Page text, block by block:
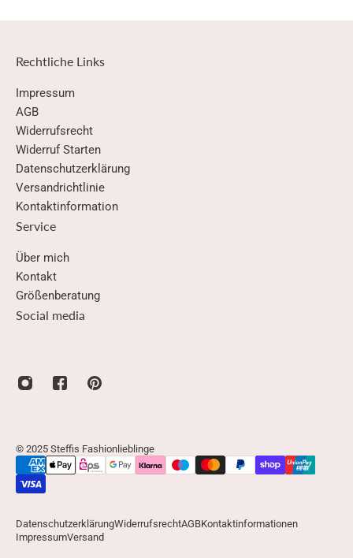
Rechtliche Links
Impressum
AGB
Widerrufsrecht
Widerruf Starten
Datenschutzerklärung
Versandrichtlinie
Kontaktinformation
Service
Über mich
Kontakt
Größenberatung
Social media
© 2025 Steffis Fashionlieblinge
DatenschutzerklärungWiderrufsrechtAGBKontaktinformationen
ImpressumVersand